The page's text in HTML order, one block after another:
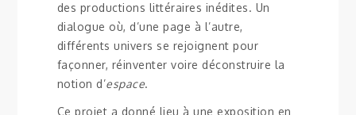
des productions littéraires inédites. Un
dialogue où, d’une page à l’autre,
différents univers se rejoignent pour
façonner, réinventer voire déconstruire la
notion d’espace.
Ce projet a donné lieu à une exposition en